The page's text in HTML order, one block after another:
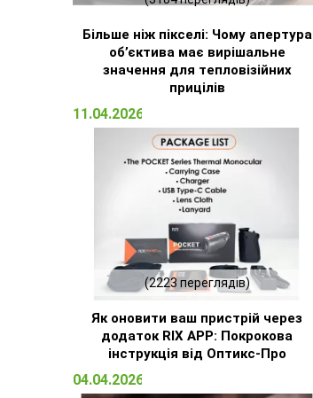
Більше ніж пікселі: Чому апертура
об’єктива має вирішальне
значення для тепловізійних
прицілів
11.04.2026 16:51
(2223 переглядів)
Як оновити ваш пристрій через
додаток RIX APP: Покрокова
інструкція від Оптикс-Про
04.04.2026 14:32